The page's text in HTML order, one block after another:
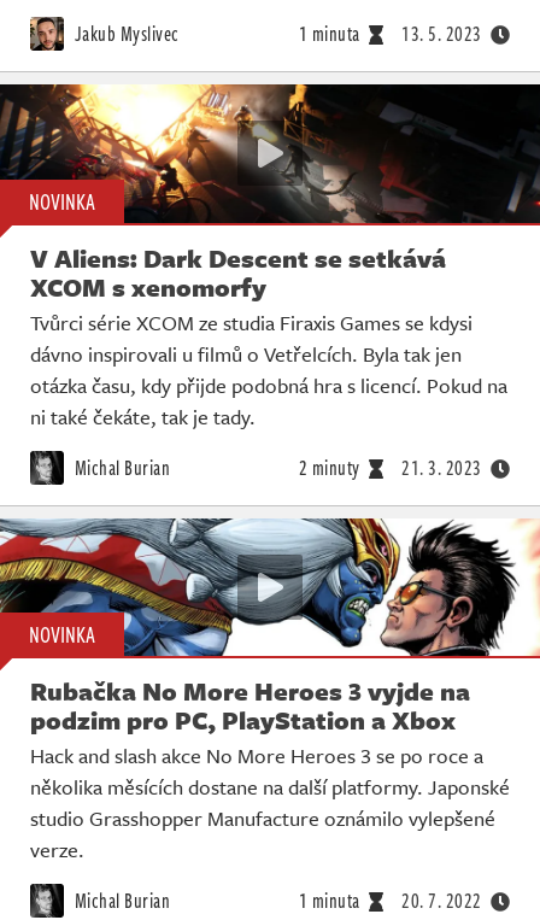
Jakub Myslivec 1 minuta 13. 5. 2023
NOVINKA
V Aliens: Dark Descent se setkává
XCOM s xenomorfy
Tvůrci série XCOM ze studia Firaxis Games se kdysi
dávno inspirovali u filmů o Vetřelcích. Byla tak jen
otázka času, kdy přijde podobná hra s licencí. Pokud na
ni také čekáte, tak je tady.
Michal Burian 2 minuty 21. 3. 2023
NOVINKA
Rubačka No More Heroes 3 vyjde na
podzim pro PC, PlayStation a Xbox
Hack and slash akce No More Heroes 3 se po roce a
několika měsících dostane na další platformy. Japonské
studio Grasshopper Manufacture oznámilo vylepšené
verze.
Michal Burian 1 minuta 20. 7. 2022